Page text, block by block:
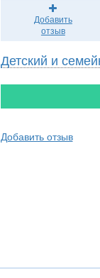
Добавить
отзыв
Детский и
Добавить отзыв